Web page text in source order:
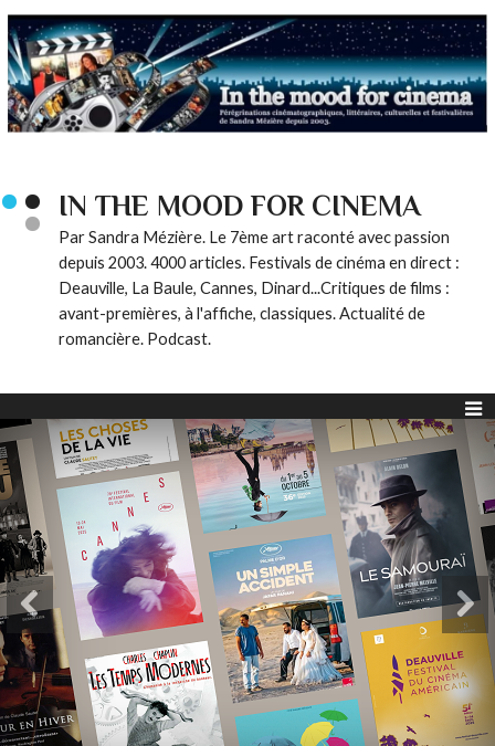
IN THE MOOD FOR CINEMA
Par Sandra Mézière. Le 7ème art raconté avec passion
depuis 2003. 4000 articles. Festivals de cinéma en direct :
Deauville, La Baule, Cannes, Dinard...Critiques de films :
avant-premières, à l'affiche, classiques. Actualité de
romancière. Podcast.